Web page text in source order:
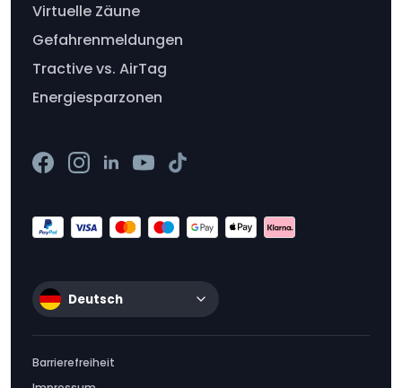
Virtuelle Zäune
Gefahrenmeldungen
Tractive vs. AirTag
Energiesparzonen
Deutsch
Barrierefreiheit